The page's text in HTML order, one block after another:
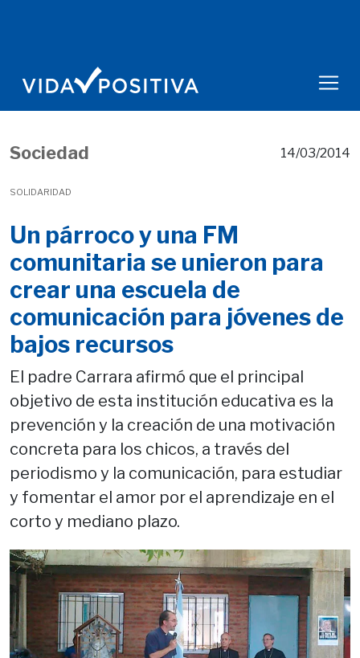
Sociedad
SOLIDARIDAD
14/03/2014
Un párroco y una FM
comunitaria se unieron para
crear una escuela de
comunicación para jóvenes de
bajos recursos
El padre Carrara afirmó que el principal
objetivo de esta institución educativa es la
prevención y la creación de una motivación
concreta para los chicos, a través del
periodismo y la comunicación, para estudiar
y fomentar el amor por el aprendizaje en el
corto y mediano plazo.